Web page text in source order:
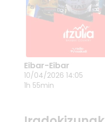
EIBAR-EIBAR
10/04/2026 14:05
Eibar-Eibar
10/04/2026 14:05
1h 55min